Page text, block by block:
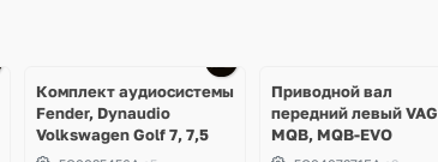
Комплект аудиосистемы
Fender, Dynaudio
Volkswagen Golf 7, 7,5
Приводной вал
передний левый VAG
MQB, MQB-EVO